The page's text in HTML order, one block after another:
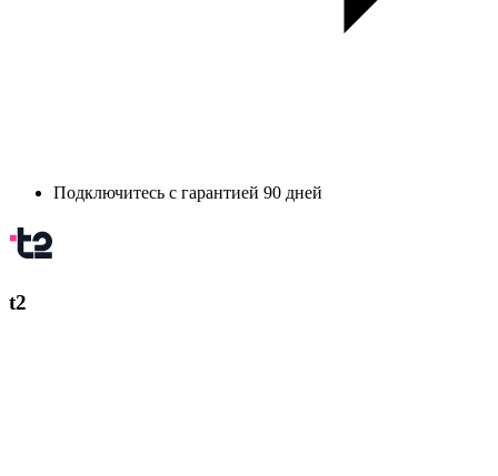
Подключитесь с гарантией 90 дней
t2